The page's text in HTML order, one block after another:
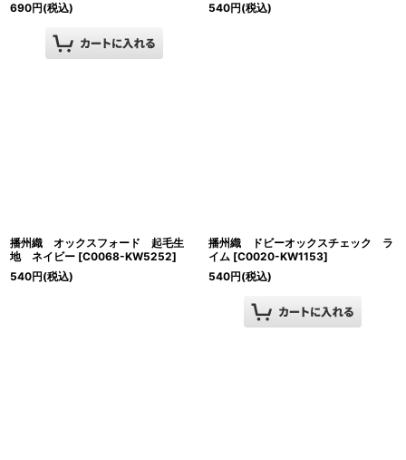
690円(税込)
540円(税込)
播州織 オックスフォード 起毛生
地 ネイビー [C0068-KW5252]
540円(税込)
播州織 ドビーオックスチェック ラ
イム [C0020-KW1153]
540円(税込)